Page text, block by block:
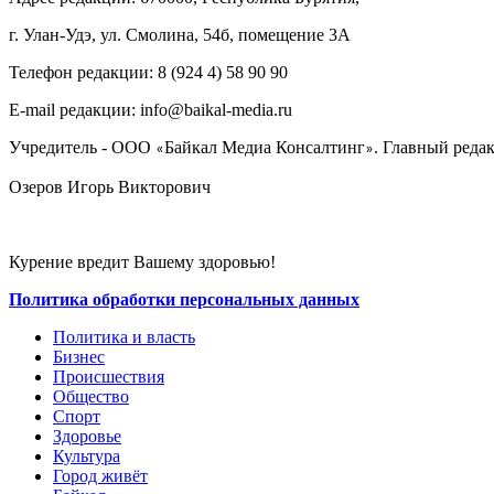
г. Улан-Удэ, ул. Смолина, 54б, помещение 3А
Телефон редакции: ‎‎8 (924 4) 58 90 90
E-mail редакции: info@baikal-media.ru
Учредитель - ООО «Байкал Медиа Консалтинг». Главный
Озеров Игорь Викторович
Курение вредит Вашему здоровью!
Политика обработки персональных данных
Политика и власть
Бизнес
Происшествия
Общество
Cпорт
Здоровье
Культура
Город живёт